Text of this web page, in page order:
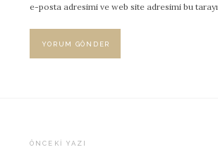
e-posta adresimi ve web site adresimi bu
ÖNCEKI YAZI